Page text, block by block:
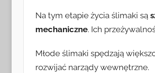
Na tym etapie życia ślimaki są
mechaniczne. Ich
Młode ślimaki spędzają
rozwijać narządy wewnętrzne.